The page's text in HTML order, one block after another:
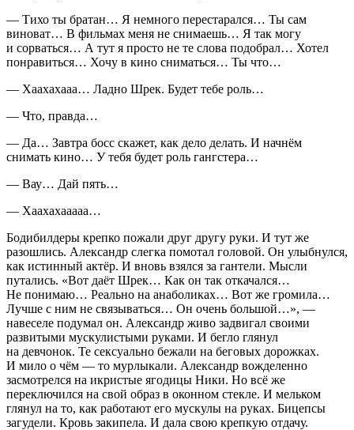
— Тихо ты братан… Я немного перестарался… Ты сам
виноват… В фильмах меня не снимаешь… Я так могу
и сорваться… А тут я просто не те слова подобрал… Хотел
понравиться… Хочу в кино сниматься… Ты что…
— Хаахахааа… Ладно Шрек. Будет тебе роль…
— Что, правда…
— Да… Завтра босс скажет, как дело делать. И начнём
снимать кино… У тебя будет роль гангстера…
— Вау… Дай пять…
— Хаахахааааа…
Бодибилдеры крепко пожали друг другу руки. И тут же
разошлись. Александр слегка помотал головой. Он улыбнулся,
как истинный актёр. И вновь взялся за гантели. Мысли
путались. «Вот даёт Шрек… Как он так откачался…
Не понимаю… Реально на анаболиках… Вот же громила…
Лучше с ним не связываться… Он очень большой…», —
навеселе подумал он. Александр живо задвигал своими
развитыми мускулистыми руками. И бегло глянул
на девчонок. Те сексуально бежали на беговых дорожках.
И мило о чём — то мурлыкали. Александр вожделенно
засмотрелся на икристые ягодицы Ники. Но всё же
переключился на свой образ в оконном стекле. И мельком
глянул на то, как работают его мускулы на руках. Бицепсы
загудели. Кровь закипела. И дала свою крепкую отдачу.